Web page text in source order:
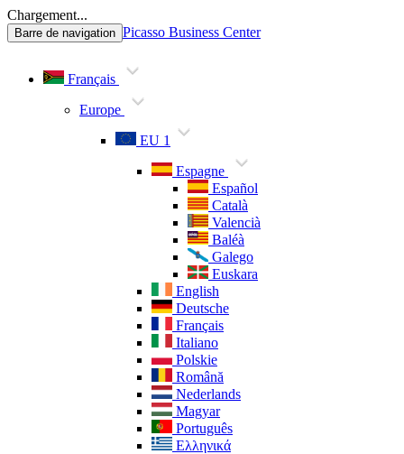
Chargement...
Barre de navigation Picasso Business Center
Français
Europe
EU 1
Espagne
Español
Català
Valencià
Baléà
Galego
Euskara
English
Deutsche
Français
Italiano
Polskie
Română
Nederlands
Magyar
Português
Ελληνικά